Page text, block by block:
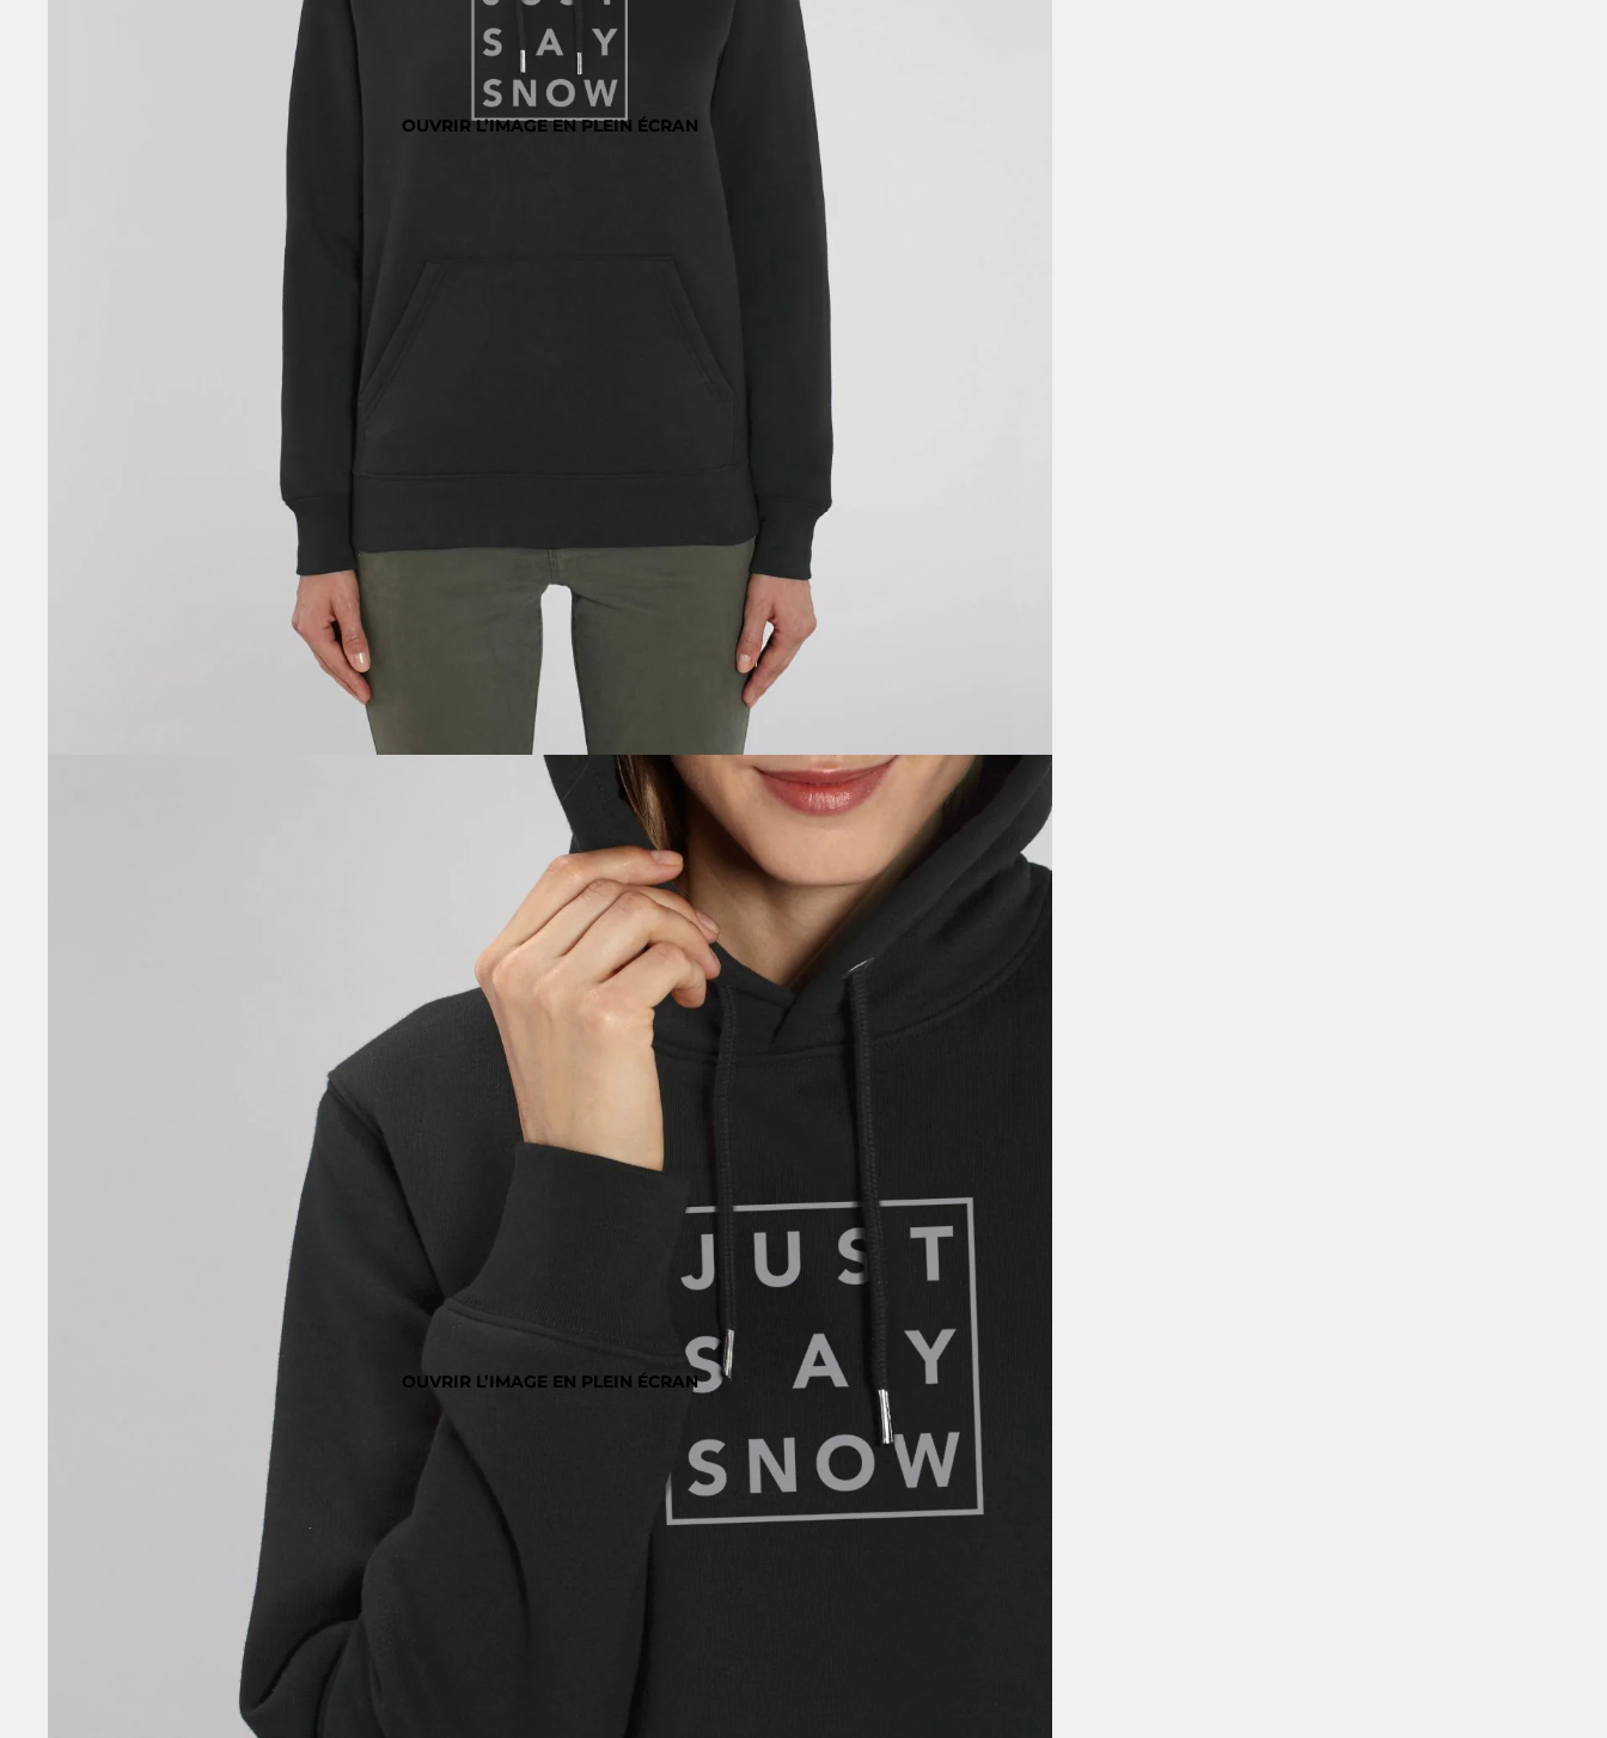
OUVRIR L’IMAGE EN PLEIN ÉCRAN
OUVRIR L’IMAGE EN PLEIN ÉCRAN